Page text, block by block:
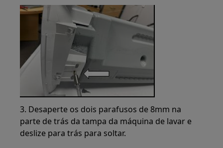
3. Desaperte os dois parafusos de 8mm na
parte de trás da tampa da máquina de lavar e
deslize para trás para soltar.